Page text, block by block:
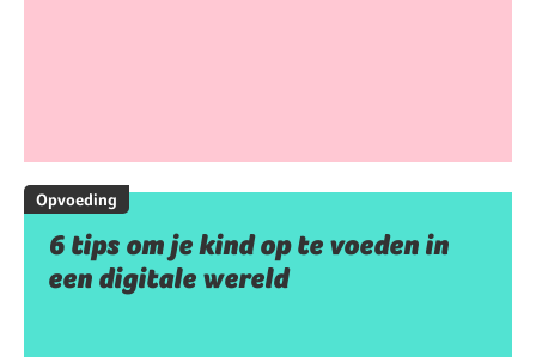
Opvoeding
6 tips om je kind op te voeden in
een digitale wereld